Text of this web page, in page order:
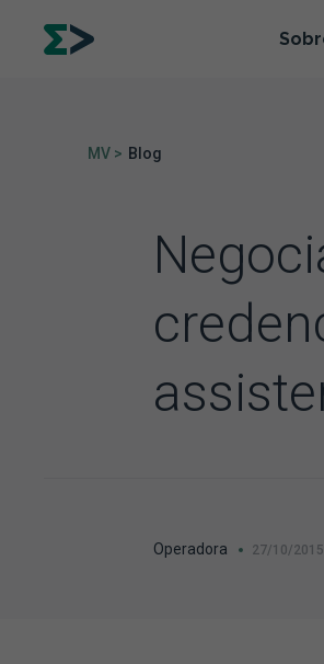
MV > Blog
Operadora 27/10/2015